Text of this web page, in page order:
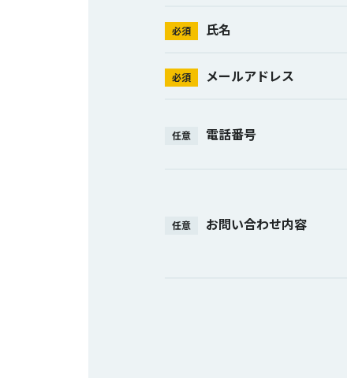
必須 氏名
必須 メールアドレス
任意 電話番号
任意 お問い合わせ内容